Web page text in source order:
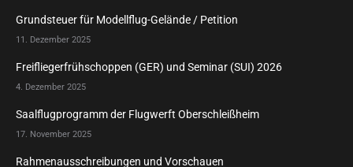
Grundsteuer für Modellflug-Gelände / Petition
11. Dezember 2025
Freifliegerfrühschoppen (GER) und Seminar (SUI) 2026
4. Dezember 2025
Saalflugprogramm der Flugwerft Oberschleißheim
17. November 2025
Rahmenausschreibungen und Vorschauen